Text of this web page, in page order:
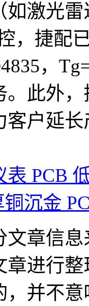
如激光
，捷配
，
。此外
客户延
表 PCB
沉金
文章信
章进行
，并不